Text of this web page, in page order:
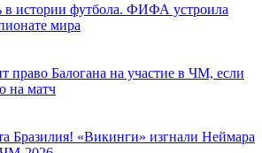
в истории футбола. ФИФА устроила
мира
право Балогана на участие в ЧМ, если
на матч
Бразилия! «Викинги» изгнали Неймара